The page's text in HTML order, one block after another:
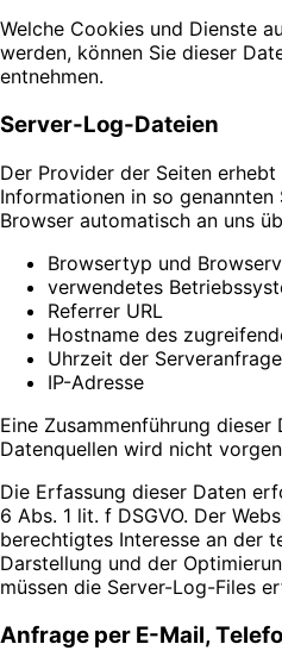
Welche Cookies und Dienste
werden, können Sie dieser
entnehmen.
Server-Log-Dateien
Der Provider der Seiten
Informationen in so
Browser automatisch an uns
Browsertyp und
verwendetes
Referrer URL
Hostname des
Uhrzeit der Serveranfrage
IP-Adresse
Eine Zusammenführung dieser
Datenquellen wird nicht
Die Erfassung dieser Daten
6 Abs. 1 lit. f DSGVO. Der
berechtigtes Interesse an der
Darstellung und der
müssen die Server-Log-Files
Anfrage per E-Mail,